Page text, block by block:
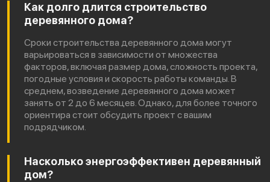
Как долго длится строительство
деревянного дома?
Сроки строительства деревянного дома могут
варьироваться в зависимости от множества
факторов, включая размер дома, сложность проекта,
погодные условия и скорость работы команды. В
среднем, возведение деревянного дома может
занять от 2 до 6 месяцев. Однако, для более точного
ориентира стоит обсудить проект с вашим
подрядчиком.
Насколько энергоэффективен деревянный
дом?